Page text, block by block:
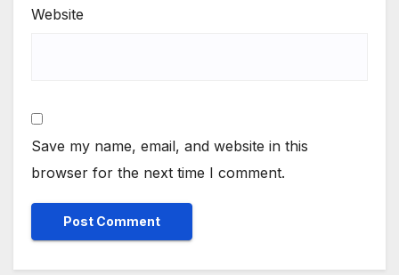
Website
Save my name, email, and website in this
browser for the next time I comment.